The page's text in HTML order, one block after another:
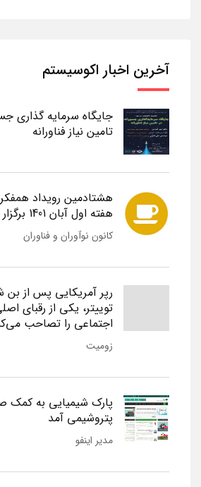
آخرین اخبار اکوسیستم
جایگاه سرمایه گذاری
تامین نیاز فناورانه
هشتادمین رویداد
هفته اول آبان 1401 برگزار می شود
کانون نوآوران و فناوران
رپر آمریکایی پس از بن
توییتر، یکی از رقبای
اجتماعی را تصاحب
زومیت
پارک شیمیایی به کمک
پتروشیمی آمد
مدیر اینفو